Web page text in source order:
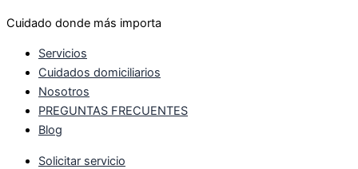
Cuidado donde más importa
Servicios
Cuidados domiciliarios
Nosotros
PREGUNTAS FRECUENTES
Blog
Solicitar servicio